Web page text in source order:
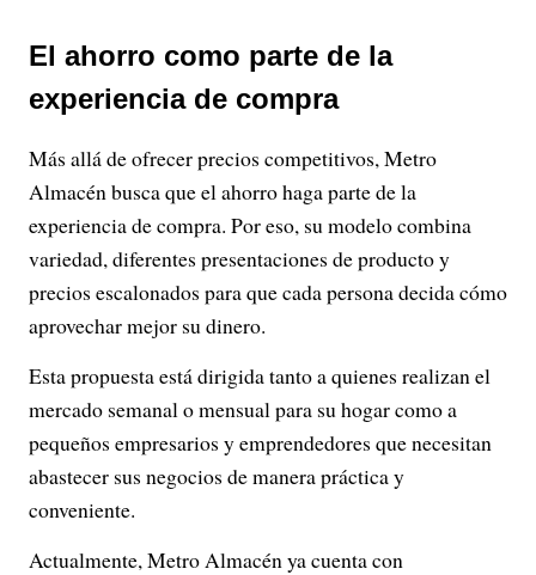
El ahorro como parte de la
experiencia de compra
Más allá de ofrecer precios competitivos, Metro
Almacén busca que el ahorro haga parte de la
experiencia de compra. Por eso, su modelo combina
variedad, diferentes presentaciones de producto y
precios escalonados para que cada persona decida cómo
aprovechar mejor su dinero.
Esta propuesta está dirigida tanto a quienes realizan el
mercado semanal o mensual para su hogar como a
pequeños empresarios y emprendedores que necesitan
abastecer sus negocios de manera práctica y
conveniente.
Actualmente, Metro Almacén ya cuenta con